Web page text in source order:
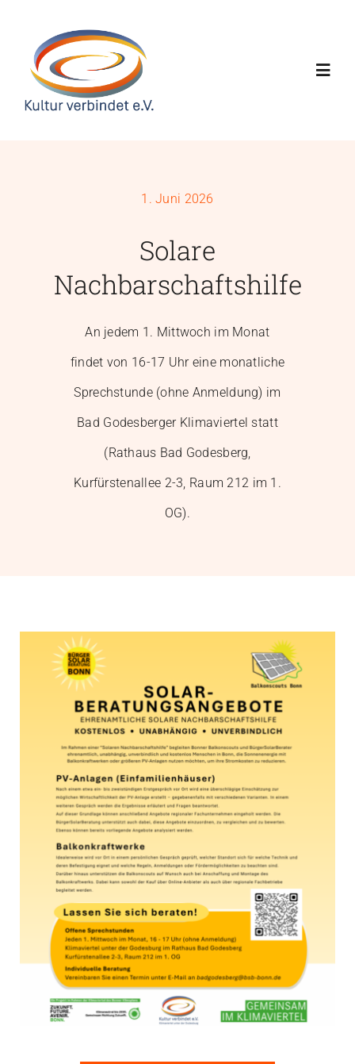
content
Mitglied werden
1. Juni 2026
Solare
Nachbarschaftshilfe
An jedem 1. Mittwoch im Monat
findet von 16-17 Uhr eine monatliche
Sprechstunde (ohne Anmeldung) im
Bad Godesberger Klimaviertel statt
(Rathaus Bad Godesberg,
Kurfürstenallee 2-3, Raum 212 im 1.
OG).